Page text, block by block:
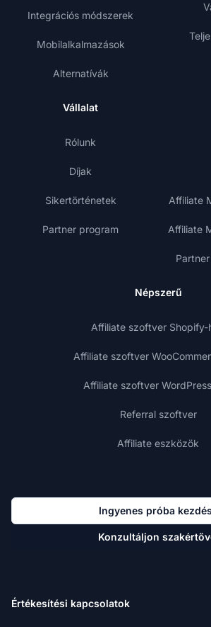
Integrációs módszerek
Mobilalkalmazások
Alternatívák
Vállalat
Rólunk
Díjak
Sikertörténetek
Partner program
Affiliate
Affiliate
Népszerű
Affiliate szoftver Shopify-
Affiliate szoftver
Affiliate szoftver
Referral szoftver
Affiliate eszközök
Ingyenes próba
Konzultáljon
Értékesítési kapcsolatok